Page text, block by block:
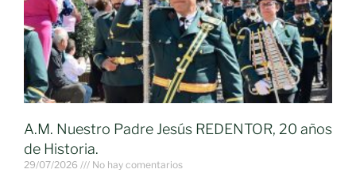
A.M. Nuestro Padre Jesús REDENTOR, 20 años
de Historia.
29/07/2026 No hay comentarios